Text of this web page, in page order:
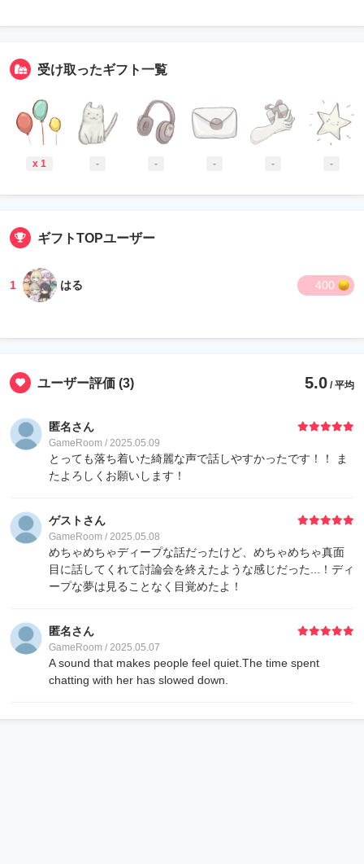
受け取ったギフト一覧
x 1 - - - - -
ギフトTOPユーザー
1 はる 400
ユーザー評価 (3) 5.0 / 平均
匿名さん
GameRoom / 2025.05.09
とっても落ち着いた綺麗な声で話しやすかったです！！ ま
たよろしくお願いします！
ゲストさん
GameRoom / 2025.05.08
めちゃめちゃディープな話だったけど、めちゃめちゃ真面
目に話してくれて討論会を終えたような感じだった...！ディ
ープな夢は見ることなく目覚めたよ！
匿名さん
GameRoom / 2025.05.07
A sound that makes people feel quiet.The time spent
chatting with her has slowed down.